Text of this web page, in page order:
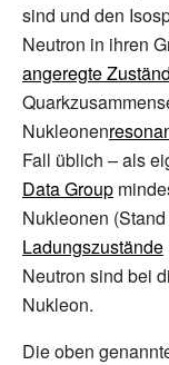
sind und den
Neutron in ihren
angeregte
Nukleonen
Fall üblich – als
Data Group
Nukleonen
Ladungszustände
Neutron sind bei
Nukleon.
Die oben